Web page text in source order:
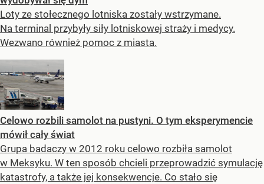
Loty ze stołecznego lotniska zostały wstrzymane.
Na terminal przybyły siły lotniskowej straży i medycy.
Wezwano również pomoc z miasta.
Celowo rozbili samolot na pustyni. O tym eksperymencie
mówił cały świat
Grupa badaczy w 2012 roku celowo rozbiła samolot
w Meksyku. W ten sposób chcieli przeprowadzić symulację
katastrofy, a także jej konsekwencje. Co stało się